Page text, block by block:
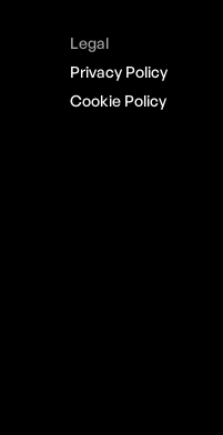
Legal
Privacy Policy
Cookie Policy